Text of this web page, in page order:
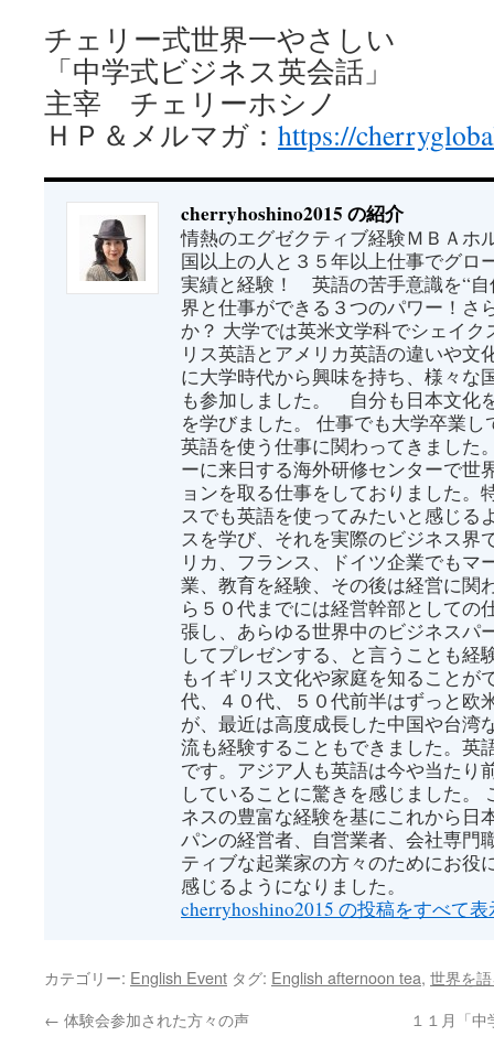
チェリー式世界一やさしい
「中学式ビジネス英会話」
主宰 チェリーホシノ
ＨＰ＆メルマガ： https://
cherryhoshino2015 の紹介
情熱のエグゼクティブ経験ＭＢＡホ
国以上の人と３５年以上仕事でグロ
実績と経験！ 英語の苦手意識を“自
界と仕事ができる３つのパワー！さ
か？ 大学では英米文学科でシェイ
リス英語とアメリカ英語の違いや文
に大学時代から興味を持ち、様々な
も参加しました。 自分も日本文化
を学びました。 仕事でも大学卒業
英語を使う仕事に関わってきました
ーに来日する海外研修センターで世
ョンを取る仕事をしておりました。
スでも英語を使ってみたいと感じる
スを学び、それを実際のビジネス界
リカ、フランス、ドイツ企業でもマ
業、教育を経験、その後は経営に関
ら５０代までには経営幹部としての
張し、あらゆる世界中のビジネスパ
してプレゼンする、と言うことも経
もイギリス文化や家庭を知ることが
代、４０代、５０代前半はずっと欧
が、最近は高度成長した中国や台湾
流も経験することもできました。英
です。アジア人も英語は今や当たり
していることに驚きを感じました。
ネスの豊富な経験を基にこれから日
パンの経営者、自営業者、会社専門
ティブな起業家の方々のためにお役
感じるようになりました。
cherryhoshino2015 の投稿をすべて
カテゴリー: English Event タグ: English afternoon tea, 世界を
← 体験会参加された方々の声 １１月「